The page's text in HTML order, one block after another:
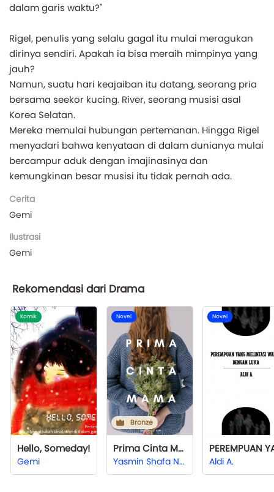
dalam garis waktu?"
Rigel, penulis yang selalu gagal itu mulai meragukan
dirinya sendiri. Apakah ia bisa meraih mimpinya yang
jauh?
Namun, suatu hari keajaiban itu datang, seorang pria
bersama seekor kucing. River, seorang musisi asal
Korea Selatan.
Mereka memulai hubungan pertemanan. Hingga Rigel
menyadari bahwa kenyataan di dalam dunianya mulai
bercampur aduk dengan imajinasinya dan
kemungkinan besar musisi itu tidak pernah ada.
Cerita
Gemi
Ilustrasi
Gemi
Rekomendasi dari Drama
Komik
Hello, Someday!
Gemi
Novel
Bronze
Prima Cinta Mama
Yasmin Shafa Nadiyah
Novel
Aldi A.